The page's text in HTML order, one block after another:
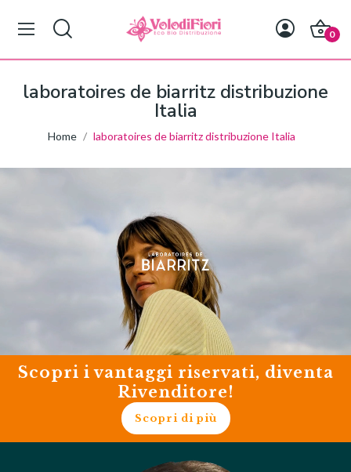
0
laboratoires de biarritz distribuzione
Italia
Home laboratoires de biarritz distribuzione Italia
Scopri i vantaggi riservati, diventa
Rivenditore!
Scopri di più